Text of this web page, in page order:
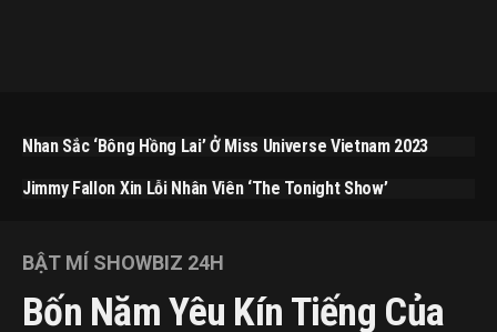
Nhan Sắc ‘bông Hồng Lai’ Ở Miss Universe Vietnam 2023
Jimmy Fallon Xin Lỗi Nhân Viên ‘The Tonight Show’
BẬT MÍ SHOWBIZ 24H
Bốn Năm Yêu Kín Tiếng Của